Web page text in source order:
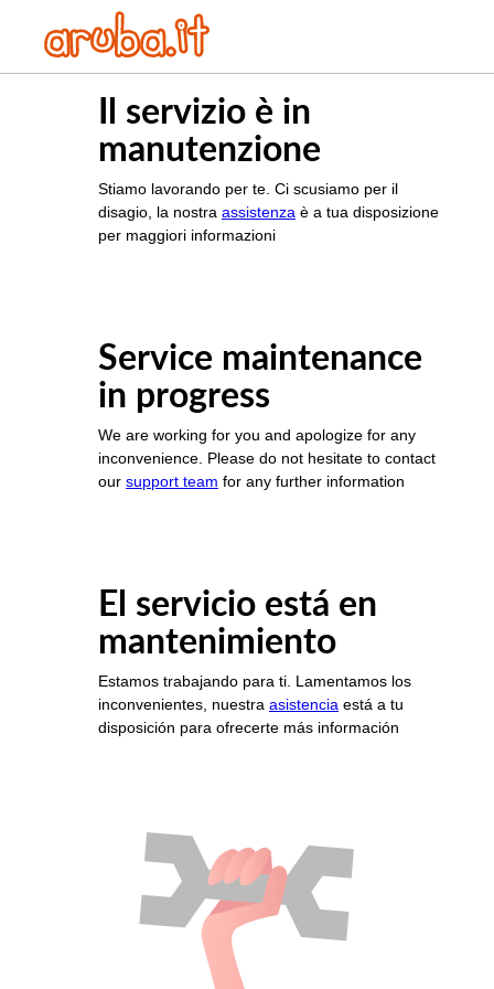
Il servizio è in
manutenzione
Stiamo lavorando per te. Ci scusiamo per il
disagio, la nostra assistenza è a tua disposizione
per maggiori informazioni
Service maintenance
in progress
We are working for you and apologize for any
inconvenience. Please do not hesitate to contact
our support team for any further information
El servicio está en
mantenimiento
Estamos trabajando para ti. Lamentamos los
inconvenientes, nuestra asistencia está a tu
disposición para ofrecerte más información